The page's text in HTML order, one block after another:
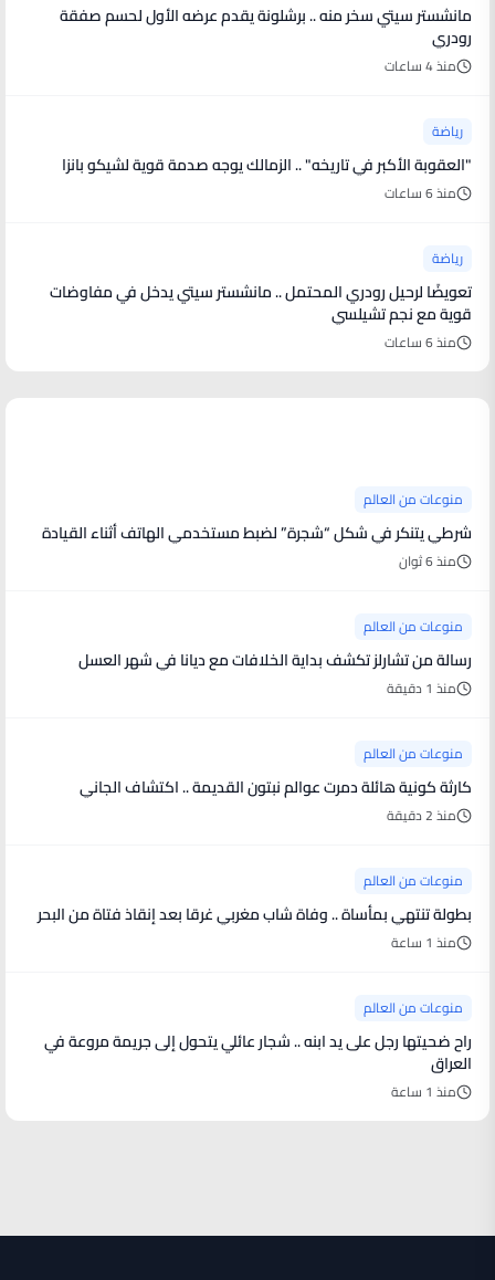
مانشستر سيتي سخر منه .. برشلونة يقدم عرضه الأول لحسم صفقة
رودري
منذ 4 ساعات
رياضة
"العقوبة الأكبر في تاريخه" .. الزمالك يوجه صدمة قوية لشيكو بانزا
منذ 6 ساعات
رياضة
تعويضًا لرحيل رودري المحتمل .. مانشستر سيتي يدخل في مفاوضات
قوية مع نجم تشيلسي
منذ 6 ساعات
منوعات من العالم
شرطي يتنكر في شكل “شجرة” لضبط مستخدمي الهاتف أثناء القيادة
منذ 6 ثوان
منوعات من العالم
رسالة من تشارلز تكشف بداية الخلافات مع ديانا في شهر العسل
منذ 1 دقيقة
منوعات من العالم
كارثة كونية هائلة دمرت عوالم نبتون القديمة .. اكتشاف الجاني
منذ 2 دقيقة
منوعات من العالم
بطولة تنتهي بمأساة .. وفاة شاب مغربي غرقا بعد إنقاذ فتاة من البحر
منذ 1 ساعة
منوعات من العالم
راح ضحيتها رجل على يد ابنه .. شجار عائلي يتحول إلى جريمة مروعة في
العراق
منذ 1 ساعة